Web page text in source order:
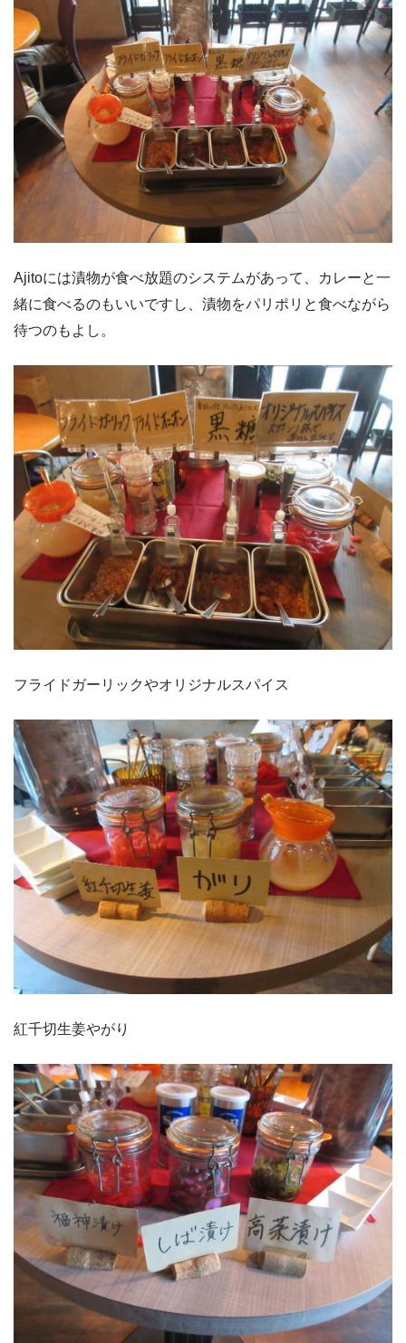
Ajitoには漬物が食べ放題のシステムがあって、カレーと一
緒に食べるのもいいですし、漬物をパリポリと食べながら
待つのもよし。
フライドガーリックやオリジナルスパイス
紅千切生姜やがり